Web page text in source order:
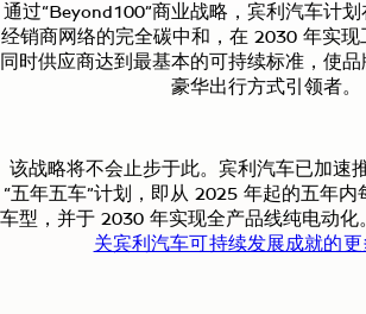
通过“Beyond100”商业战略，宾利汽车计
经销商网络的完全碳中和，在 2030 年实现
同时供应商达到最基本的可持续标准，使
豪华出行方式引领者。
该战略将不会止步于此。宾利汽车已加速
“五年五车”计划，即从 2025 年起的五年内
车型，并于 2030 年实现全产品线纯电动化
关宾利汽车可持续发展成就的更